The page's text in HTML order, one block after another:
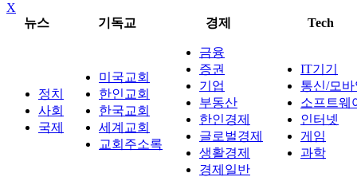
X
뉴스
기독교 경제 Tech
정치
사회
국제
미국교회
한인교회
한국교회
세계교회
교회주소록
금융
증권
기업
부동산
한인경제
글로벌경제
생활경제
경제일반
IT기기
통신/모
소프트웨
인터넷
게임
과학